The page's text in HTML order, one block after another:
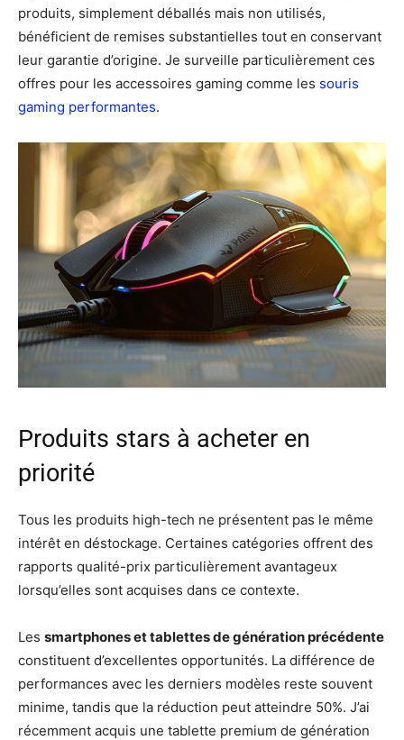
produits, simplement déballés mais non utilisés,
bénéficient de remises substantielles tout en conservant
leur garantie d’origine. Je surveille particulièrement ces
offres pour les accessoires gaming comme les souris
gaming performantes.
Produits stars à acheter en
priorité
Tous les produits high-tech ne présentent pas le même
intérêt en déstockage. Certaines catégories offrent des
rapports qualité-prix particulièrement avantageux
lorsqu’elles sont acquises dans ce contexte.
Les smartphones et tablettes de génération précédente
constituent d’excellentes opportunités. La différence de
performances avec les derniers modèles reste souvent
minime, tandis que la réduction peut atteindre 50%. J’ai
récemment acquis une tablette premium de génération